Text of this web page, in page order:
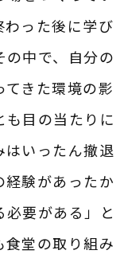
った後に学び
中で、自分の
きた環境の影
目の当たりに
はいったん撤退
験があったか
要がある」と
堂の取り組み